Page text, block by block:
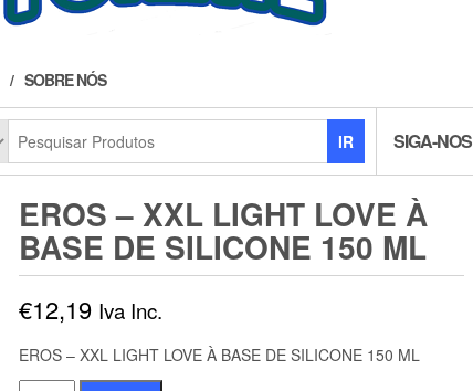
SOBRE NÓS
IR SIGA-NOS
EROS – XXL LIGHT LOVE À
BASE DE SILICONE 150 ML
€12,19 Iva Inc.
EROS – XXL LIGHT LOVE À BASE DE SILICONE 150 ML